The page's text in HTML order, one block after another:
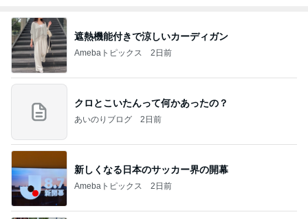
遮熱機能付きで涼しいカーディガン
Amebaトピックス 2日前
クロとこいたんって何かあったの？
あいのりブログ 2日前
新しくなる日本のサッカー界の開幕
Amebaトピックス 2日前